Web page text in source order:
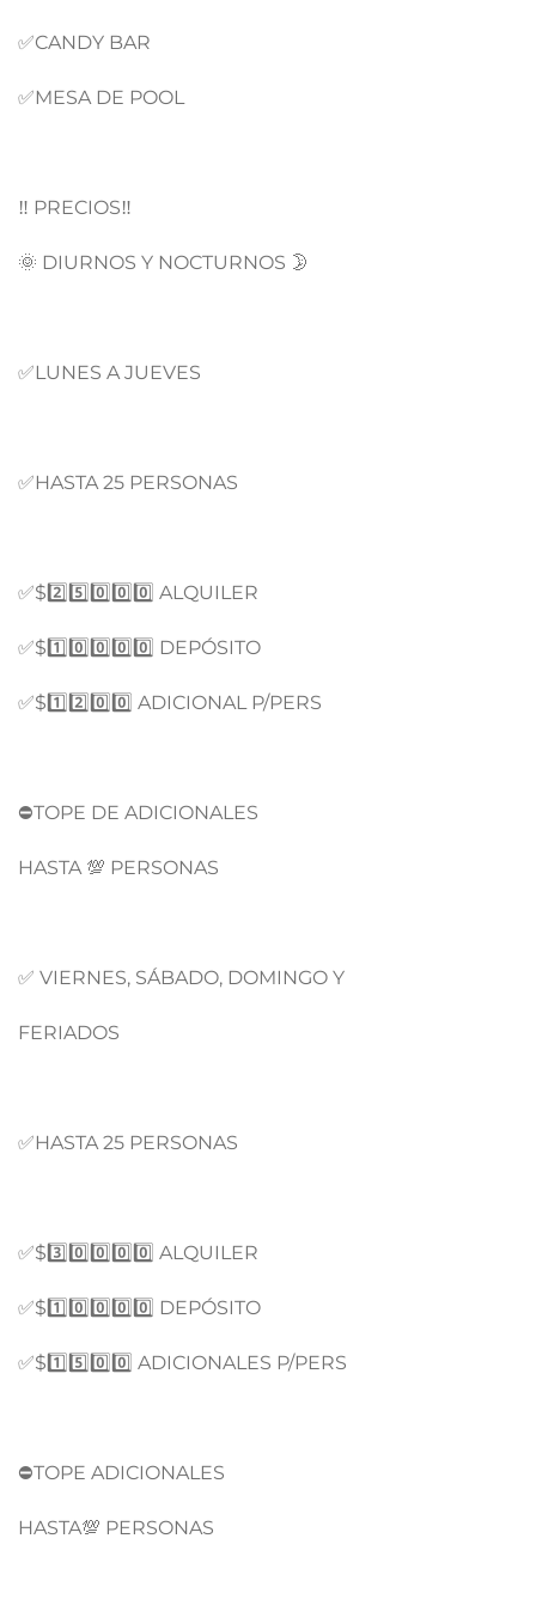
✅CANDY BAR
✅MESA DE POOL
‼️ PRECIOS‼️
🌞 DIURNOS Y NOCTURNOS 🌛
✅LUNES A JUEVES
✅HASTA 25 PERSONAS
✅$2️⃣5️⃣0️⃣0️⃣0️⃣ ALQUILER
✅$1️⃣0️⃣0️⃣0️⃣0️⃣ DEPÓSITO
✅$1️⃣2️⃣0️⃣0️⃣ ADICIONAL P/PERS
⛔TOPE DE ADICIONALES
HASTA 💯 PERSONAS
✅ VIERNES, SÁBADO, DOMINGO Y
FERIADOS
✅HASTA 25 PERSONAS
✅$3️⃣0️⃣0️⃣0️⃣0️⃣ ALQUILER
✅$1️⃣0️⃣0️⃣0️⃣0️⃣ DEPÓSITO
✅$1️⃣5️⃣0️⃣0️⃣ ADICIONALES P/PERS
⛔TOPE ADICIONALES
HASTA💯 PERSONAS